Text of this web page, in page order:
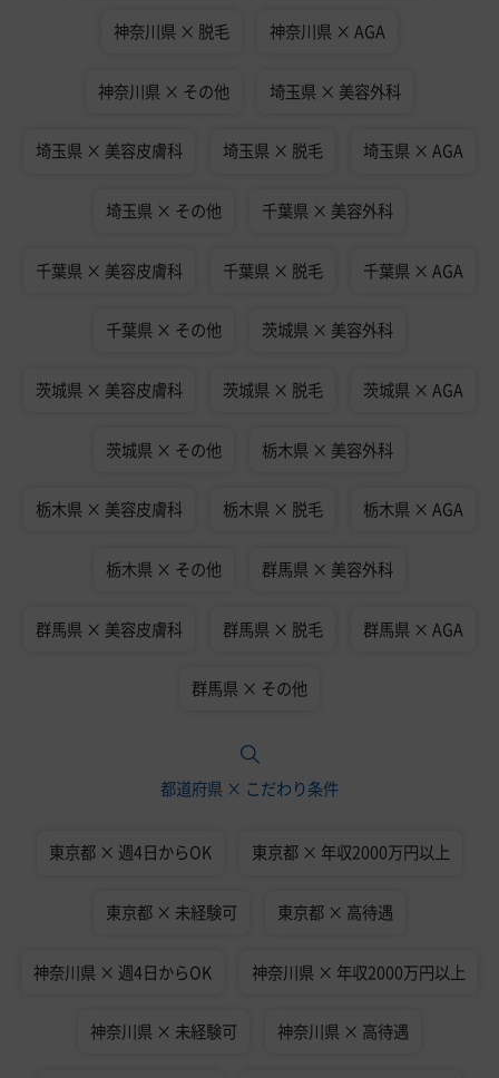
神奈川県 × 脱毛 神奈川県 × AGA
神奈川県 × その他 埼玉県 × 美容外科
埼玉県 × 美容皮膚科 埼玉県 × 脱毛 埼玉県 × AGA
埼玉県 × その他 千葉県 × 美容外科
千葉県 × 美容皮膚科 千葉県 × 脱毛 千葉県 × AGA
千葉県 × その他 茨城県 × 美容外科
茨城県 × 美容皮膚科 茨城県 × 脱毛 茨城県 × AGA
茨城県 × その他 栃木県 × 美容外科
栃木県 × 美容皮膚科 栃木県 × 脱毛 栃木県 × AGA
栃木県 × その他 群馬県 × 美容外科
群馬県 × 美容皮膚科 群馬県 × 脱毛 群馬県 × AGA
群馬県 × その他
都道府県 × こだわり条件
東京都 × 週4日からOK 東京都 × 年収2000万円以上
東京都 × 未経験可 東京都 × 高待遇
神奈川県 × 週4日からOK 神奈川県 × 年収2000万円以上
神奈川県 × 未経験可 神奈川県 × 高待遇